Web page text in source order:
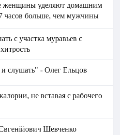
женщины уделяют домашним
часов больше, чем мужчины
с участка муравьев с
слушать" - Олег Ельцов
не вставая с рабочего
Шевченко